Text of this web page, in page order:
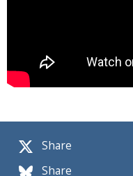
Share
Share